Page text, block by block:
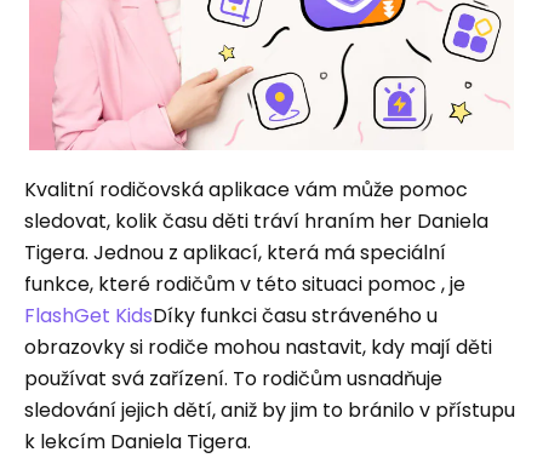
Kvalitní rodičovská aplikace vám může pomoc
sledovat, kolik času děti tráví hraním her Daniela
Tigera. Jednou z aplikací, která má speciální
funkce, které rodičům v této situaci pomoc , je
FlashGet KidsDíky funkci času stráveného u
obrazovky si rodiče mohou nastavit, kdy mají děti
používat svá zařízení. To rodičům usnadňuje
sledování jejich dětí, aniž by jim to bránilo v přístupu
k lekcím Daniela Tigera.